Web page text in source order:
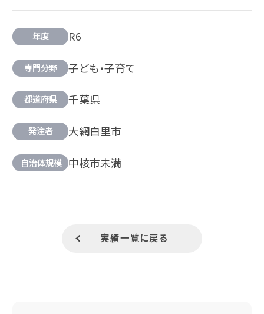
年度 R6
専門分野 子ども・子育て
都道府県 千葉県
発注者 大網白里市
自治体規模 中核市未満
実績一覧に戻る